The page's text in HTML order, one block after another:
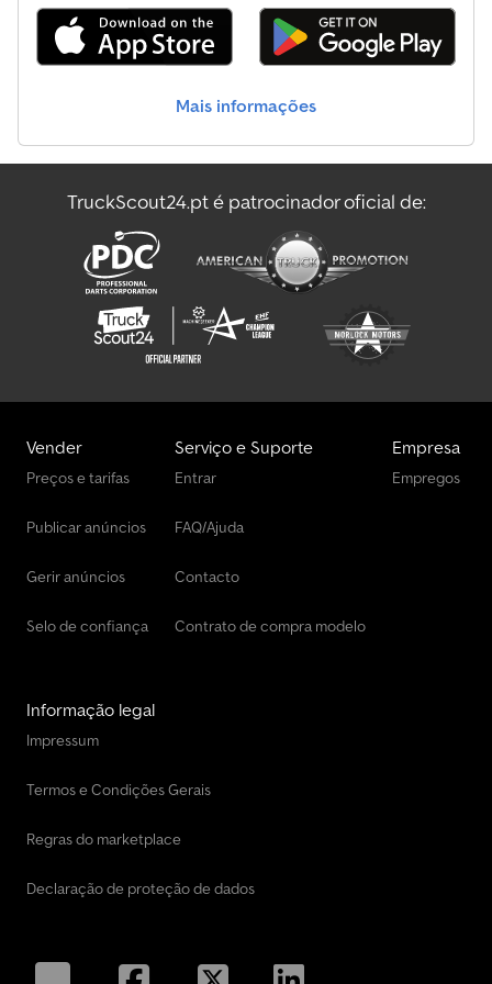
Iveco Outros
Iveco Serviço Pesado
Iveco Transportadores
Iveco Veículos Municipais / Especiais
Mais informações
TruckScout24.pt é patrocinador oficial de:
Vender
Preços e tarifas
Publicar anúncios
Gerir anúncios
Selo de confiança
Serviço e Suporte
Entrar
FAQ/Ajuda
Contacto
Contrato de compra modelo
Empresa
Empregos
Informação legal
Impressum
Termos e Condições Gerais
Regras do marketplace
Declaração de proteção de dados